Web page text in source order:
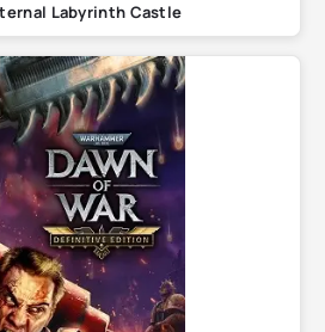
Labyrinth Castle